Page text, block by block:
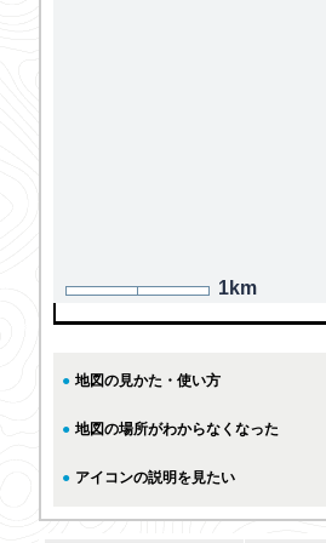
1km
● 地図の見かた・使い方
● 地図の場所がわからなくなった
● アイコンの説明を見たい